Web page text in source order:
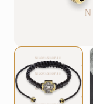
Чётки
Другое